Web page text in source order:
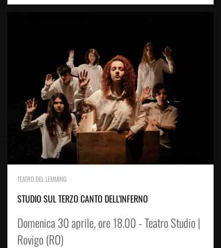
TEATRO DEL LEMMING
STUDIO SUL TERZO CANTO DELL'INFERNO
Domenica 30 aprile, ore 18.00 - Teatro Studio |
Rovigo (RO)